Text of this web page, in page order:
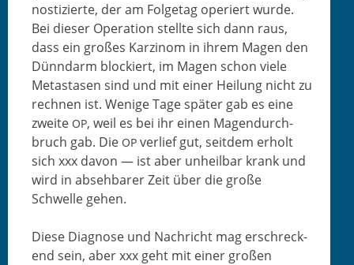
nos­tizierte, der am Fol­ge­tag operiert wurde.
Bei dieser Oper­a­tion stellte sich dann raus,
dass ein großes Karzi­nom in ihrem Magen den
Dün­ndarm block­iert, im Magen schon viele
Metas­tasen sind und mit ein­er Heilung nicht zu
rech­nen ist. Wenige Tage später gab es eine
zweite OP, weil es bei ihr einen Magen­durch­
bruch gab. Die OP ver­lief gut, seit­dem erholt
sich xxx davon — ist aber unheil­bar krank und
wird in abse­hbar­er Zeit über die große
Schwelle gehen.
Diese Diag­nose und Nachricht mag erschreck­
end sein, aber xxx geht mit ein­er großen